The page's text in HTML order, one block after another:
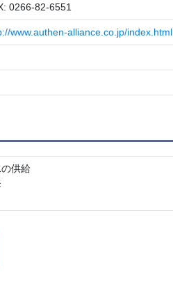
0266-82-6551
www.authen-alliance.co.jp/index.html
供給
発